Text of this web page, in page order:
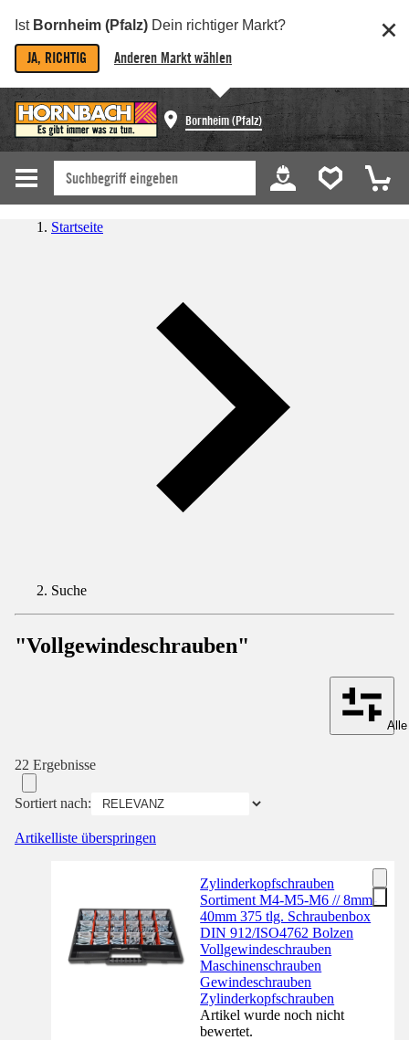
Ist Bornheim (Pfalz) Dein richtiger Markt?
JA, RICHTIG Anderen Markt wählen
Bornheim (Pfalz)
Startseite
Suche
"Vollgewindeschrauben"
22 Ergebnisse
Sortiert nach:
Artikelliste überspringen
Zylinderkopfschrauben
Sortiment M4-M5-M6 // 8mm-
40mm 375 tlg. Schraubenbox
DIN 912/ISO4762 Bolzen
Vollgewindeschrauben
Maschinenschrauben
Gewindeschrauben
Zylinderkopfschrauben
Artikel wurde noch nicht
bewertet.